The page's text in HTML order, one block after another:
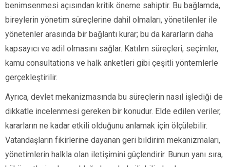
benimsenmesi açısından kritik öneme sahiptir. Bu bağlamda,
bireylerin yönetim süreçlerine dahil olmaları, yönetilenler ile
yönetenler arasında bir bağlantı kurar; bu da kararların daha
kapsayıcı ve adil olmasını sağlar. Katılım süreçleri, seçimler,
kamu consultations ve halk anketleri gibi çeşitli yöntemlerle
gerçekleştirilir.
Ayrıca, devlet mekanizmasında bu süreçlerin nasıl işlediği de
dikkatle incelenmesi gereken bir konudur. Elde edilen veriler,
kararların ne kadar etkili olduğunu anlamak için ölçülebilir.
Vatandaşların fikirlerine dayanan geri bildirim mekanizmaları,
yönetimlerin halkla olan iletişimini güçlendirir. Bunun yanı sıra,